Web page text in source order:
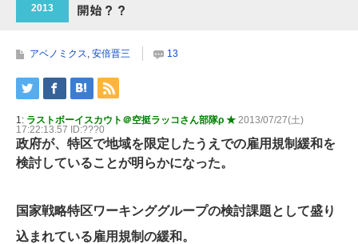
2013
開始？？
アベノミクス, 安倍晋三 13
1: ラストボーイスカウト＠空挺ラッコさん部隊ρ ★ 2013/07/27(土)
17:22:13.57 ID:???0
政府が、特区で地域を限定したうえでの雇用規制緩和を
検討していることが明らかになった。
国家戦略特区ワーキンググループの検討課題として盛り
込まれている雇用規制の緩和。